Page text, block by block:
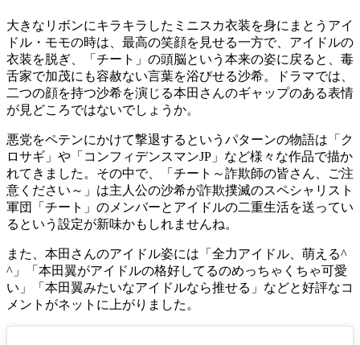
大きなリボンにキラキラしたミニスカ衣装を身にまとうアイ
ドル・モモの時は、最高の笑顔を見せる一方で、アイドルの
衣装を脱ぎ、「チート」の頭脳という本来の姿に戻ると、毒
舌家で加茂にも容赦ない言葉を浴びせる沙希。ドラマでは、
二つの顔を持つ沙希を演じる本田さんのギャップのある表情
が見どころではないでしょうか。
悪党をペテンにかけて撃退するというパターンの物語は「ク
ロサギ」や「コンフィデンスマンJP」など様々な作品で描か
れてきました。その中で、「チート～詐欺師の皆さん、ご注
意ください～」は主人公の沙希が詐欺撲滅のスペシャリスト
軍団「チート」のメンバーとアイドルの二重生活を送ってい
るという設定が新味かもしれませんね。
また、本田さんのアイドル姿には「全力アイドル、萌える^
^」「本田翼がアイドルの格好してるのめっちゃくちゃ可愛
い」「本田翼みたいなアイドルなら推せる」などと好評なコ
メントがネットに上がりました。